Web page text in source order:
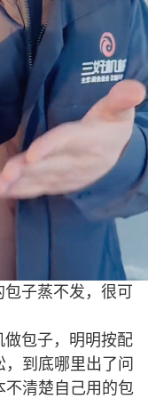
包子蒸不发，很可
包子，明明按配
到底哪里出了问
清楚自己用的包